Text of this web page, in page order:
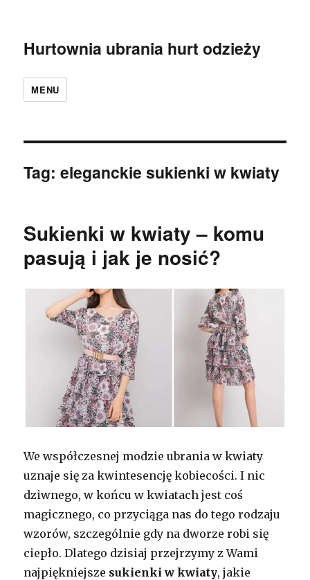
Hurtownia ubrania hurt odzieży
MENU
Tag:eleganckie sukienki w kwiaty
Sukienki w kwiaty – komu
pasują i jak je nosić?
We współczesnej modzie ubrania w kwiaty
uznaje się za kwintesencję kobiecości. I nic
dziwnego, w końcu w kwiatach jest coś
magicznego, co przyciąga nas do tego rodzaju
wzorów, szczególnie gdy na dworze robi się
ciepło. Dlatego dzisiaj przejrzymy z Wami
najpiękniejsze sukienki w kwiaty, jakie